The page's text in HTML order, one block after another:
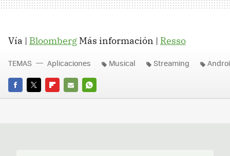
Vía | Bloomberg Más información | Resso
FACEBOOK
TWITTERFLIPBOARD
E-
WHATSAPP
TEMAS Aplicaciones Musical Streaming